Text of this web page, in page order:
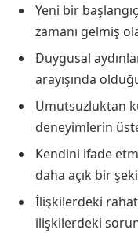
Yeni bir
zamanı gelmiş
Duygusal
arayışında
Umutsuzluktan
deneyimlerin
Kendini ifade
daha açık bir
İlişkilerdeki
ilişkilerdeki